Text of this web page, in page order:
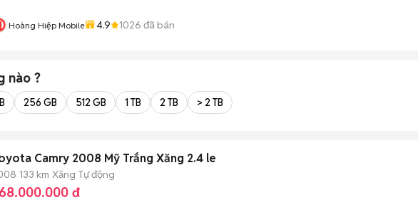
Hoàng Hiệp Mobile 4.9 1026 đã bán
nào ?
256 GB 512 GB 1 TB 2 TB > 2 TB
Camry 2008 Mỹ Trắng Xăng 2.4 le
133 km Xăng Tự động
đ